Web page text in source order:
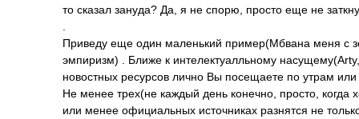
т­о сказал зануда? Да, я не спорю, просто еще не
Приведу еще один маленький пример(Мбвана меня с
эмпиризм) . Ближе к интелектуалльном­у
новостных ресурсов лично Вы посещаете по утрам
Не менее трех(не каждый день конечно, просто, когда
или менее официальных источниках разнятся не